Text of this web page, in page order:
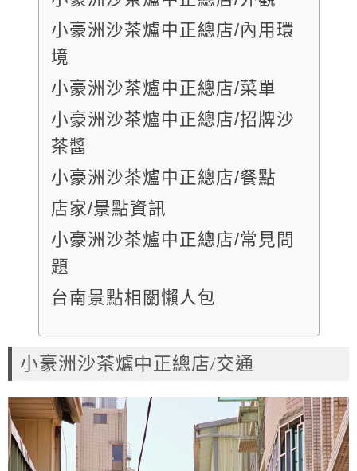
小豪洲沙茶爐中正總店/內用環
境
小豪洲沙茶爐中正總店/菜單
小豪洲沙茶爐中正總店/招牌沙
茶醬
小豪洲沙茶爐中正總店/餐點
店家/景點資訊
小豪洲沙茶爐中正總店/常見問
題
台南景點相關懶人包
小豪洲沙茶爐中正總店/交通